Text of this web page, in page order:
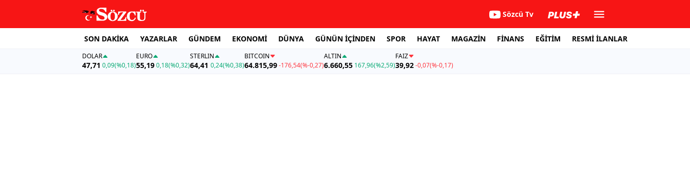
Sözcü Tv
SON DAKİKA YAZARLAR GÜNDEM EKONOMİ DÜNYA GÜNÜN İÇİNDEN SPOR HAYAT MAGAZİN FİNANS EĞİTİM RESMİ İLANLAR
DOLAR
47,71 0,09(%0,18)
EURO
55,19 0,18(%0,32)
STERLIN
64,41 0,24(%0,38)
BITCOIN
64.815,99-176,54(%-0,27)
ALTIN
6.660,55 167,96(%2,59)
FAİZ
39,92-0,07(%-0,17)